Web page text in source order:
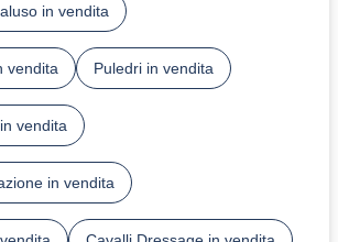
in vendita
vendita Puledri in vendita
vendita
in vendita